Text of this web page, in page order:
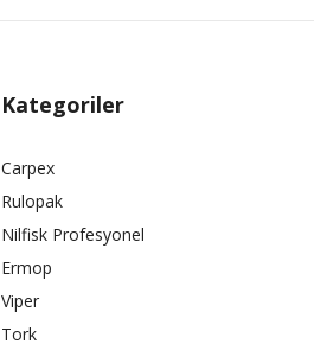
Kategoriler
Carpex
Rulopak
Nilfisk Profesyonel
Ermop
Viper
Tork